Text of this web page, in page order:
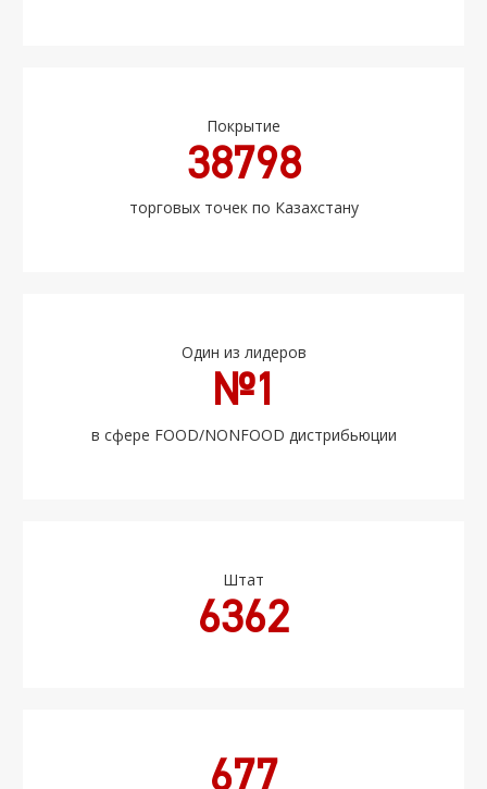
Покрытие
38798
торговых точек по Казахстану
Один из лидеров
№1
в сфере FOOD/NONFOOD дистрибьюции
Штат
6362
677